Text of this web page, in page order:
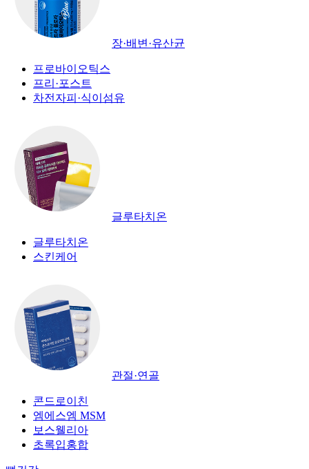
장·배변·유산균
프로바이오틱스
프리·포스트
차전자피·식이섬유
글루타치온
글루타치온
스킨케어
관절·연골
콘드로이친
엠에스엠 MSM
보스웰리아
초록입홍합